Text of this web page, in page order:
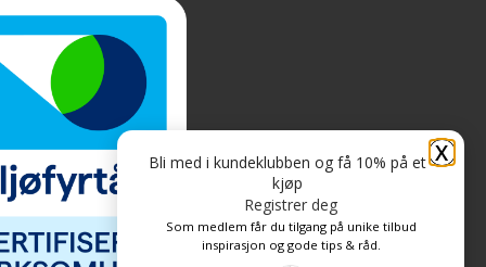
X
Bli med i kundeklubben og få 10% på et
kjøp
Registrer deg
Som medlem får du tilgang på unike tilbud
inspirasjon og gode tips & råd.